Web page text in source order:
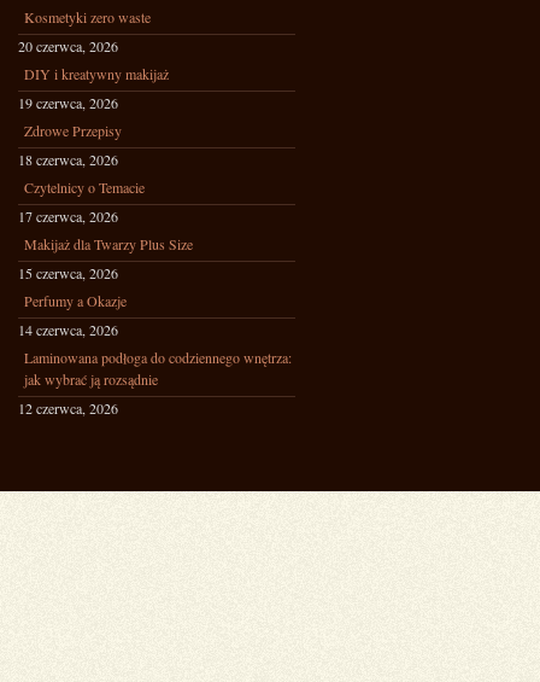
Kosmetyki zero waste
20 czerwca, 2026
DIY i kreatywny makijaż
19 czerwca, 2026
Zdrowe Przepisy
18 czerwca, 2026
Czytelnicy o Temacie
17 czerwca, 2026
Makijaż dla Twarzy Plus Size
15 czerwca, 2026
Perfumy a Okazje
14 czerwca, 2026
Laminowana podłoga do codziennego wnętrza:
jak wybrać ją rozsądnie
12 czerwca, 2026